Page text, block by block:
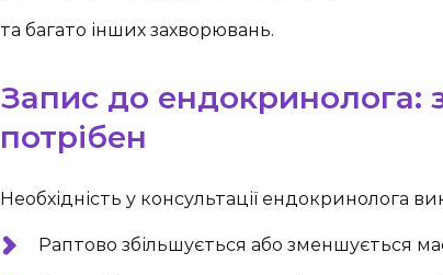
та багато інших захворювань.
Запис до ендокринолога:
потрібен
Необхідність у консультації ендокринолога
Раптово збільшується або зменшується